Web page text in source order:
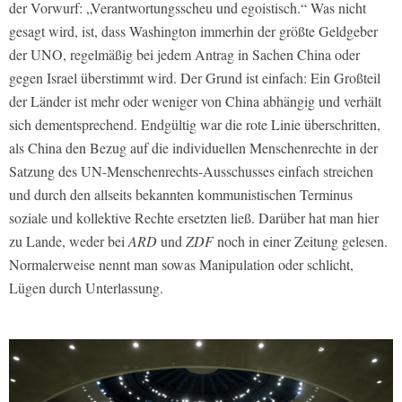
der Vorwurf: „Verantwortungsscheu und egoistisch.“ Was nicht
gesagt wird, ist, dass Washington immerhin der größte Geldgeber
der UNO, regelmäßig bei jedem Antrag in Sachen China oder
gegen Israel überstimmt wird. Der Grund ist einfach: Ein Großteil
der Länder ist mehr oder weniger von China abhängig und verhält
sich dementsprechend. Endgültig war die rote Linie überschritten,
als China den Bezug auf die individuellen Menschenrechte in der
Satzung des UN-Menschenrechts-Ausschusses einfach streichen
und durch den allseits bekannten kommunistischen Terminus
soziale und kollektive Rechte ersetzten ließ. Darüber hat man hier
zu Lande, weder bei ARDund ZDFnoch in einer Zeitung gelesen.
Normalerweise nennt man sowas Manipulation oder schlicht,
Lügen durch Unterlassung.